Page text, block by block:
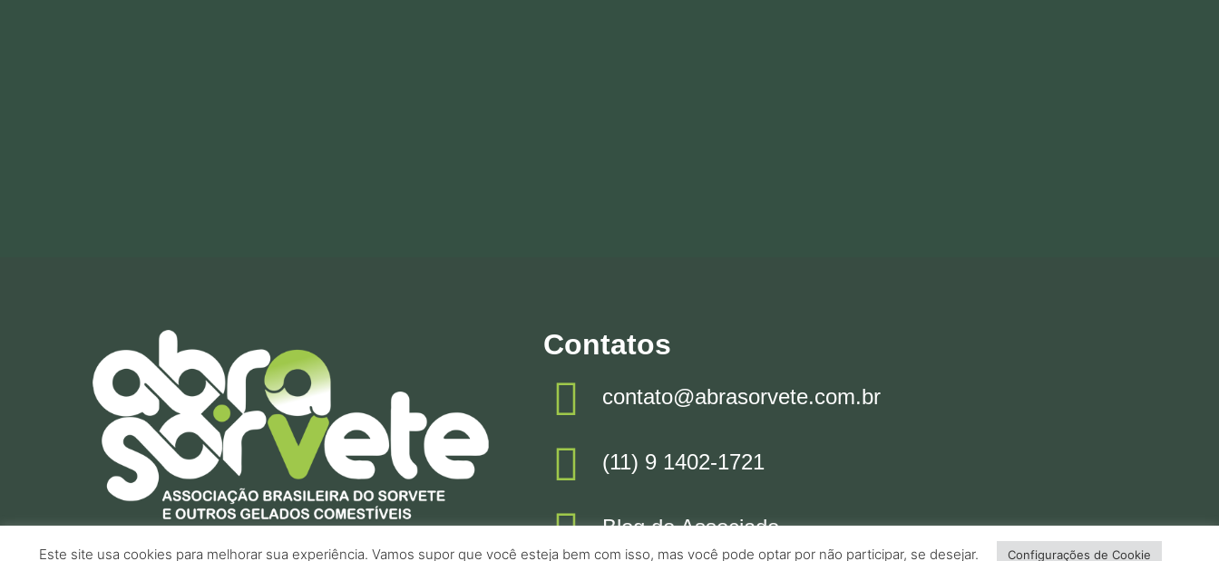
Contatos
contato@abrasorvete.com.br
(11) 9 1402-1721
Blog do Associado
Este site usa cookies para melhorar sua experiência. Vamos supor que você esteja bem com isso, mas você pode optar por não participar, se desejar. Configurações de Cookie